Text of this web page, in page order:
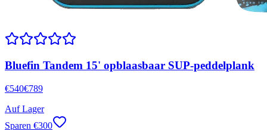
Bluefin Tandem 15' opblaasbaar SUP-peddelplank
€540€789
Auf Lager
Sparen €300